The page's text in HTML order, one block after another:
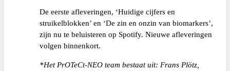
De eerste afleveringen, ‘Huidige cijfers en
struikelblokken’ en ‘De zin en onzin van biomarkers’,
zijn nu te beluisteren op Spotify. Nieuwe afleveringen
volgen binnenkort.
*Het PrOTeCt-NEO team bestaat uit: Frans Plötz,